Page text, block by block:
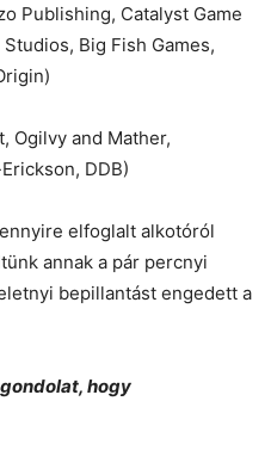
Publishing, Catalyst Game
Big Fish Games,
Ogilvy and Mather,
DDB)
elfoglalt alkotóról
annak a pár percnyi
bepillantást engedett a
hogy